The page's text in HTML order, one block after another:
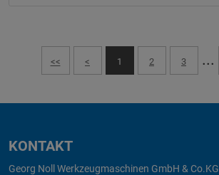
<< < 1 2 3 ...
KONTAKT
Georg Noll Werkzeugmaschinen GmbH & Co.KG